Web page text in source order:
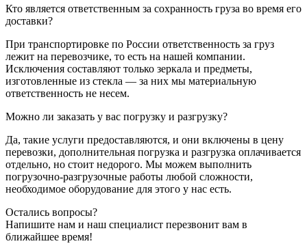
Кто является ответственным за сохранность груза во время его
доставки?
При транспортировке по России ответственность за груз
лежит на перевозчике, то есть на нашей компании.
Исключения составляют только зеркала и предметы,
изготовленные из стекла — за них мы материальную
ответственность не несем.
Можно ли заказать у вас погрузку и разгрузку?
Да, такие услуги предоставляются, и они включены в цену
перевозки, дополнительная погрузка и разгрузка оплачивается
отдельно, но стоит недорого. Мы можем выполнить
погрузочно-разгрузочные работы любой сложности,
необходимое оборудование для этого у нас есть.
Остались вопросы?
Напишите нам и наш специалист перезвонит вам в
ближайшее время!